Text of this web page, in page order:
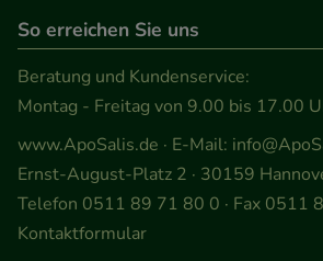
So erreichen Sie uns
Beratung und Kundenservice:
Montag - Freitag von 9.00 bis 17.00
www.ApoSalis.de · E-Mail:
Ernst-August-Platz 2 · 30159
Telefon 0511 89 71 80 0 · Fax 0511
Kontaktformular